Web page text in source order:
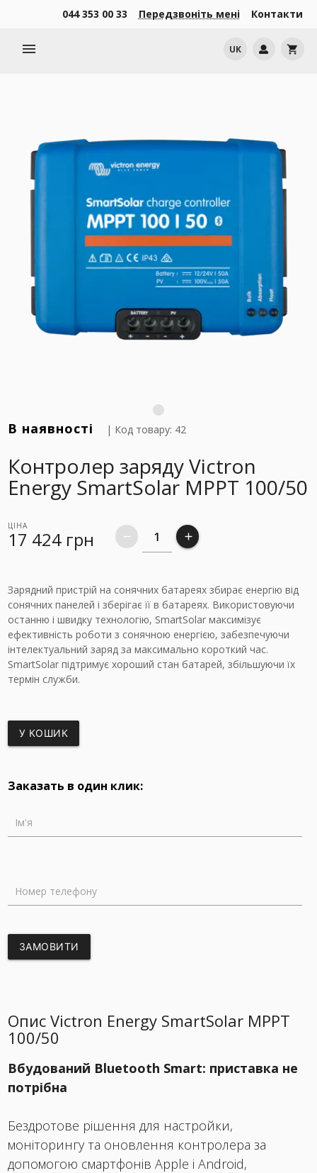
044 353 00 33 Передзвоніть мені Контакти
menu UK shopping_cart
В наявності | Код товару: 42
Контролер заряду Victron
Energy SmartSolar MPPT 100/50
ЦІНА
17 424 грн remove add
Зарядний пристрій на сонячних батареях збирає енергію від
сонячних панелей і зберігає її в батареях. Використовуючи
останню і швидку технологію, SmartSolar максимізує
ефективність роботи з сонячною енергією, забезпечуючи
інтелектуальний заряд за максимально короткий час.
SmartSolar підтримує хороший стан батарей, збільшуючи їх
термін служби.
У КОШИК
Заказать в один клик:
Ім'я
Номер телефону
ЗАМОВИТИ
Опис Victron Energy SmartSolar MPPT
100/50
Вбудований Bluetooth Smart: приставка не
потрібна
Бездротове рішення для настройки,
моніторингу та оновлення контролера за
допомогою смартфонів Apple і Android,